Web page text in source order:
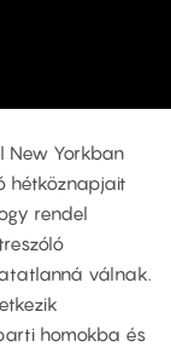
New Yorkban
hétköznapjait
rendel
válnak.
homokba és